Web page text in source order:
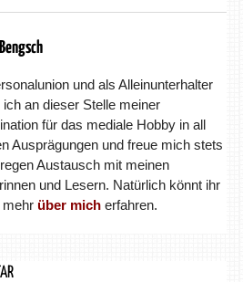
und als Alleinunterhalter
ich an dieser Stelle meiner
für das mediale Hobby in all
Ausprägungen und freue mich stets
Austausch mit meinen
und Lesern. Natürlich könnt ihr
mehr über micherfahren.